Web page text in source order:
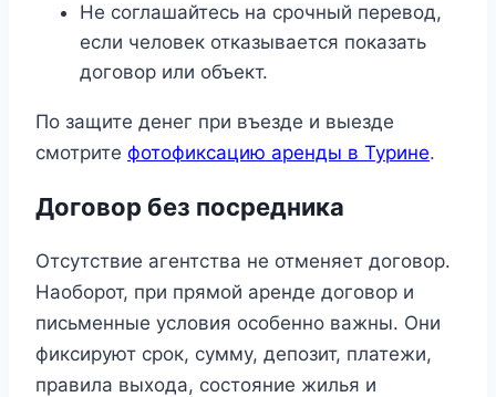
Не соглашайтесь на срочный перевод,
если человек отказывается показать
договор или объект.
По защите денег при въезде и выезде
смотрите фотофиксацию аренды в Турине.
Договор без посредника
Отсутствие агентства не отменяет договор.
Наоборот, при прямой аренде договор и
письменные условия особенно важны. Они
фиксируют срок, сумму, депозит, платежи,
правила выхода, состояние жилья и